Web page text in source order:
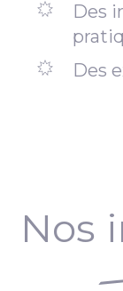
Des
Des
Nos